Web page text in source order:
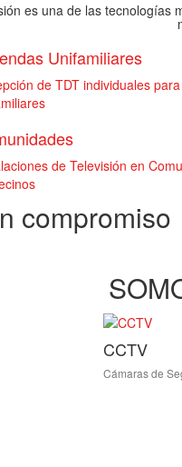
es una de las tecnologías
Unifamiliares
de TDT individuales
de Televisión en
compromiso
CCTV
Cámaras de